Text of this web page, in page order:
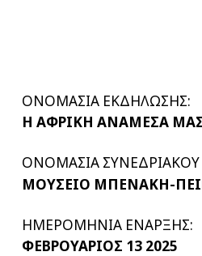
ΟΝΟΜΑΣΙΑ ΕΚΔΗΛΩΣΗΣ:
Η ΑΦΡΙΚΗ ΑΝΑΜΕΣΑ
ΟΝΟΜΑΣΙΑ
ΜΟΥΣΕΙΟ ΜΠΕΝΑΚΗ-
ΗΜΕΡΟΜΗΝΙΑ ΕΝΑΡΞΗΣ:
ΦΕΒΡΟΥΑΡΙΟΣ 13 2025